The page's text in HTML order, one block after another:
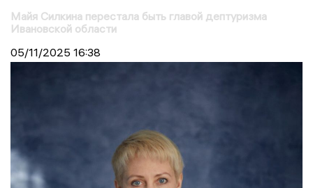
Майя Силкина перестала быть главой дептуризма
Ивановской области
05/11/2025 16:38